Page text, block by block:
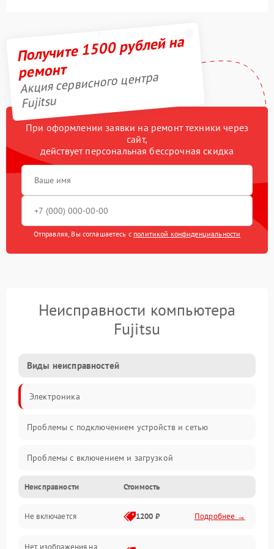
Получите 1500 рублей на
ремонт
Акция сервисного центра
Fujitsu
При оформлении заявки на ремонт техники через
сайт,
действует персональная бессрочная скидка
Отправляя, Вы соглашаетесь с политикой конфиденциальности
Неисправности компьютера
Fujitsu
Виды неисправностей
Электроника
Проблемы с подключением устройств и сетью
Проблемы с включением и загрузкой
Проблемы с изображением и монитором
Проблемы с производительностью и стабильностью
Неисправности Стоимость
Не включается 1200 ₽ Подробнее →
Нет изображения на